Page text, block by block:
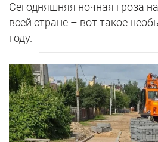
Сегодняшняя ночная гроза
всей стране – вот такое
году.